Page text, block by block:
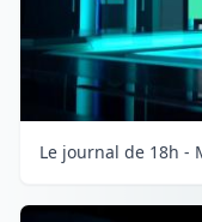
Le journal de 18h -